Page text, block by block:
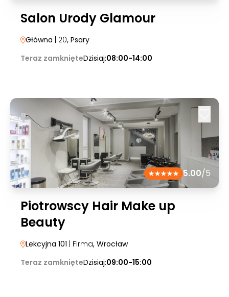
Salon Urody Glamour
Główna | 20, Psary
Teraz zamknięteDzisiaj:08:00-14:00
5.00/5
Piotrowscy Hair Make up
Beauty
Lekcyjna 101 | Firma, Wrocław
Teraz zamknięteDzisiaj:09:00-15:00